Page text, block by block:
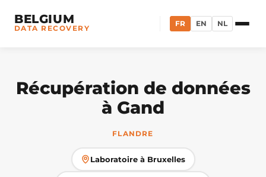
BELGIUM
DATA RECOVERY FR EN NL
Récupération de données
à Gand
FLANDRE
Laboratoire à Bruxelles